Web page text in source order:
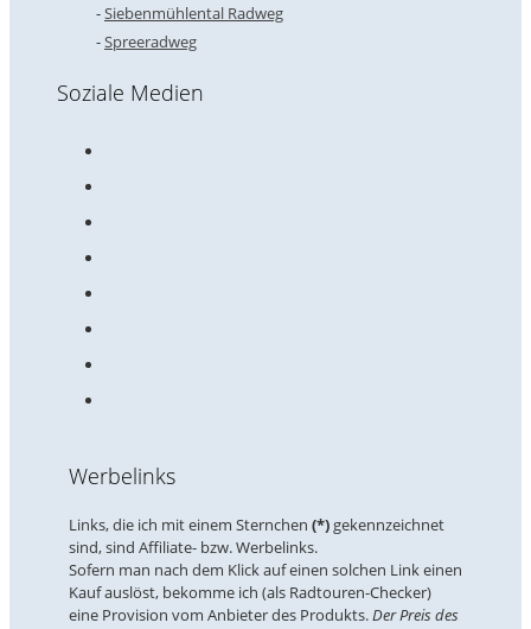
Siebenmühlental Radweg
Spreeradweg
Soziale Medien
Werbelinks
Links, die ich mit einem Sternchen (*)gekennzeichnet
sind, sind Affiliate- bzw. Werbelinks.
Sofern man nach dem Klick auf einen solchen Link einen
Kauf auslöst, bekomme ich (als Radtouren-Checker)
eine Provision vom Anbieter des Produkts.Der Preis des